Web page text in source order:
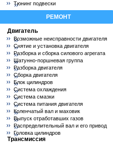
Тюнинг подвески
РЕМОНТ
Двигатель
Возможные неисправности двигателя
Снятие и установка двигателя
Разборка и сборка силового агрегата
Шатунно-поршневая группа
Разборка двигателя
Сборка двигателя
Блок цилиндров
Система охлаждения
Система смазки
Система питания двигателя
Коленчатый вал и маховик
Выпуск отработавших газов
Распределительный вал и его привод
Головка цилиндров
Трансмиссия